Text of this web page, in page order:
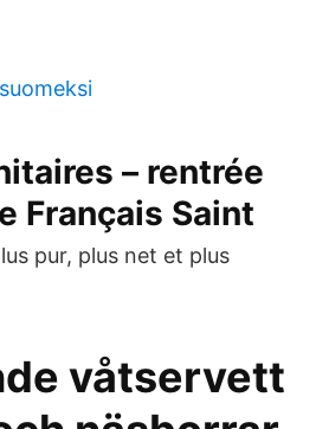
– rentrée
Français Saint
pur, plus net et plus
våtservett